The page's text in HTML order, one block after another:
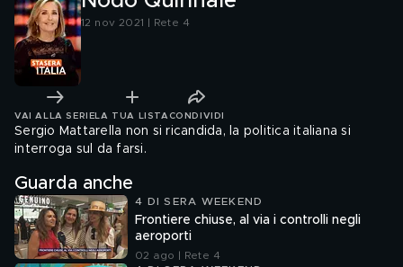
12 nov 2021 | Rete 4
VAI ALLA SERIE LA TUA LISTA CONDIVIDI
Sergio Mattarella non si ricandida, la politica italiana si
interroga sul da farsi.
Guarda anche
4 DI SERA WEEKEND
Frontiere chiuse, al via i controlli negli
aeroporti
02 ago | Rete 4